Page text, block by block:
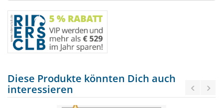
Diese Produkte könnten Dich auch
interessieren